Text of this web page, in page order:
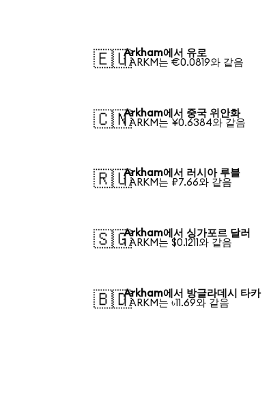
🇪🇺Arkham에서 유로
1 ARKM는 €0.0819와 같음
🇨🇳Arkham에서 중국 위안화
1 ARKM는 ¥0.6384와 같음
🇷🇺Arkham에서 러시아 루블
1 ARKM는 ₽7.66와 같음
🇸🇬Arkham에서 싱가포르 달러
1 ARKM는 $0.1211와 같음
🇧🇩Arkham에서 방글라데시 타카
1 ARKM는 ৳11.69와 같음